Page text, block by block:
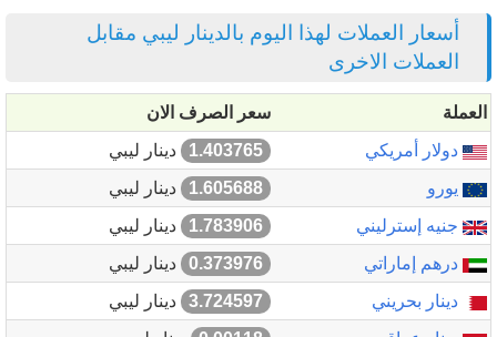
أسعار العملات لهذا اليوم بالدينار ليبي مقابل
العملات الاخرى
العملة
سعر الصرف الان
دولار أمريكي
1.403765
دينار ليبي
يورو
1.605688
دينار ليبي
جنيه إسترليني
1.783906
دينار ليبي
درهم إماراتي
0.373976
دينار ليبي
دينار بحريني
3.724597
دينار ليبي